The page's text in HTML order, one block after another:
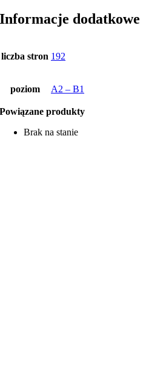
Informacje dodatkowe
liczba stron 192
poziom A2 – B1
Powiązane produkty
Brak na stanie